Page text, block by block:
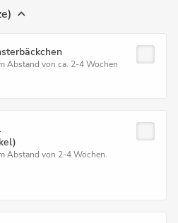
Abstand von ca. 2-4 Wochen
Abstand von 2-4 Wochen.